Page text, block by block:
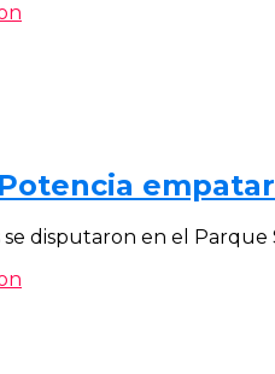
se disputaron en el